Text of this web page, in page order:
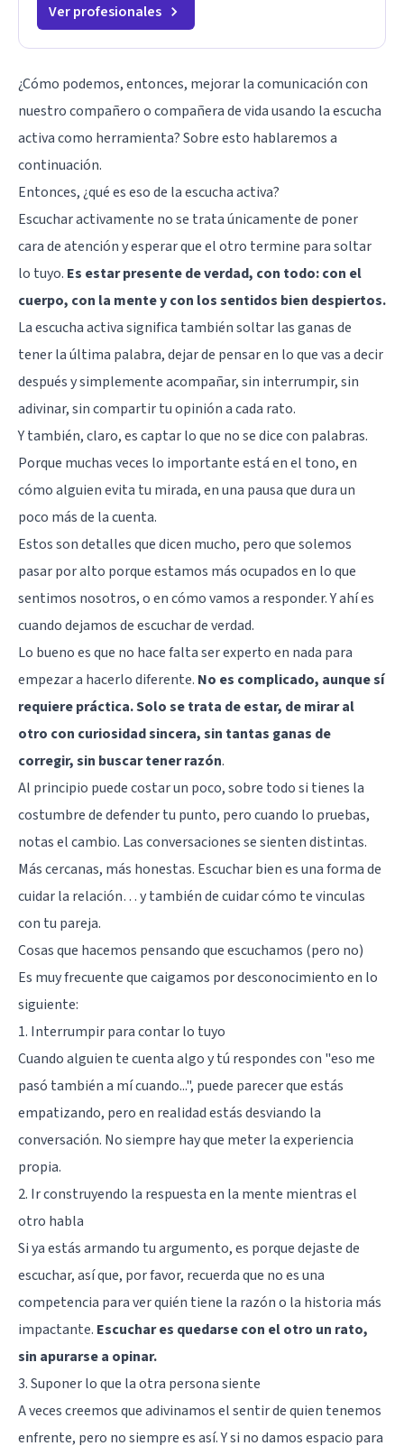
Ver profesionales
¿Cómo podemos, entonces, mejorar la comunicación con
nuestro compañero o compañera de vida usando la escucha
activa como herramienta? Sobre esto hablaremos a
continuación.
Entonces, ¿qué es eso de la escucha activa?
Escuchar activamente no se trata únicamente de poner
cara de atención y esperar que el otro termine para soltar
lo tuyo. Es estar presente de verdad, con todo: con el
cuerpo, con la mente y con los sentidos bien despiertos.
La escucha activa significa también soltar las ganas de
tener la última palabra, dejar de pensar en lo que vas a decir
después y simplemente acompañar, sin interrumpir, sin
adivinar, sin compartir tu opinión a cada rato.
Y también, claro, es captar lo que no se dice con palabras.
Porque muchas veces lo importante está en el tono, en
cómo alguien evita tu mirada, en una pausa que dura un
poco más de la cuenta.
Estos son detalles que dicen mucho, pero que solemos
pasar por alto porque estamos más ocupados en lo que
sentimos nosotros, o en cómo vamos a responder. Y ahí es
cuando dejamos de escuchar de verdad.
Lo bueno es que no hace falta ser experto en nada para
empezar a hacerlo diferente. No es complicado, aunque sí
requiere práctica. Solo se trata de estar, de mirar al
otro con curiosidad sincera, sin tantas ganas de
corregir, sin buscar tener razón.
Al principio puede costar un poco, sobre todo si tienes la
costumbre de defender tu punto, pero cuando lo pruebas,
notas el cambio. Las conversaciones se sienten distintas.
Más cercanas, más honestas. Escuchar bien es una forma de
cuidar la relación… y también de cuidar cómo te vinculas
con tu pareja.
Cosas que hacemos pensando que escuchamos (pero no)
Es muy frecuente que caigamos por desconocimiento en lo
siguiente:
1. Interrumpir para contar lo tuyo
Cuando alguien te cuenta algo y tú respondes con "eso me
pasó también a mí cuando...", puede parecer que estás
empatizando, pero en realidad estás desviando la
conversación. No siempre hay que meter la experiencia
propia.
2. Ir construyendo la respuesta en la mente mientras el
otro habla
Si ya estás armando tu argumento, es porque dejaste de
escuchar, así que, por favor, recuerda que no es una
competencia para ver quién tiene la razón o la historia más
impactante. Escuchar es quedarse con el otro un rato,
sin apurarse a opinar.
3. Suponer lo que la otra persona siente
A veces creemos que adivinamos el sentir de quien tenemos
enfrente, pero no siempre es así. Y si no damos espacio para